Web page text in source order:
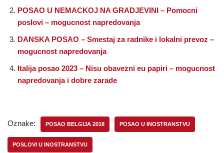
POSAO U NEMACKOJ NA GRADJEVINI – Pomocni
poslovi – mogucnost napredovanja
DANSKA POSAO – Smestaj za radnike i lokalni prevoz –
mogucnost napredovanja
Italija posao 2023 – Nisu obavezni eu papiri – mogucnost
napredovanja i dobre zarade
Oznake: POSAO BELGIJA 2018 POSAO U INOSTRANSTVU
POSLOVI U INOSTRANSTVU